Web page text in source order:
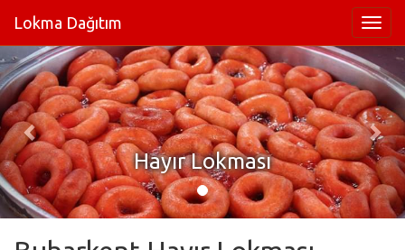
Lokma Dağıtım
Hayır Lokması